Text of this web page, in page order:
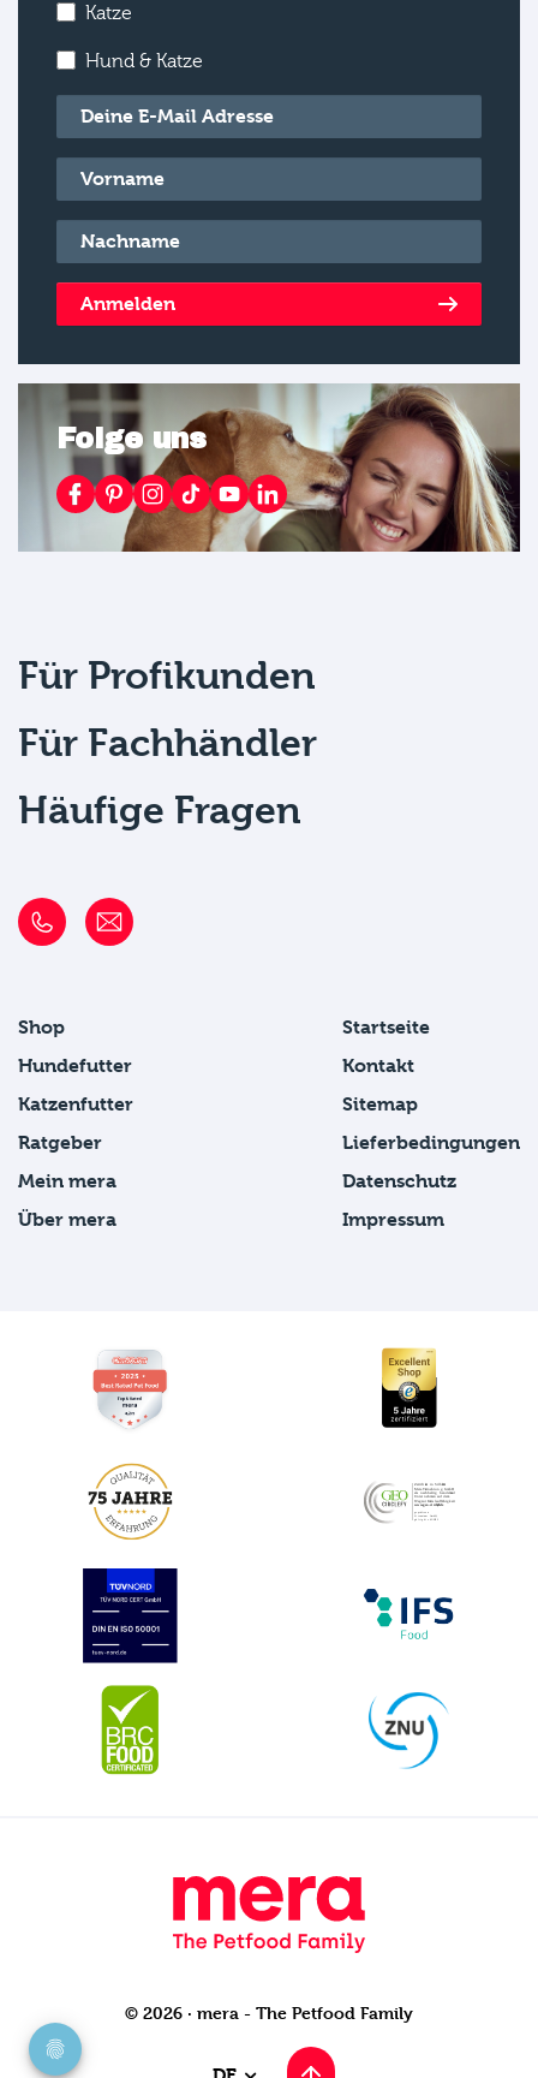
Katze
Hund & Katze
E-Mail*
Vorname*
Nachname*
Anmelden
Folge uns
Für Profikunden
Für Fachhändler
Häufige Fragen
Shop
Hundefutter
Katzenfutter
Ratgeber
Mein mera
Über mera
Startseite
Kontakt
Sitemap
Lieferbedingungen
Datenschutz
Impressum
© 2026 · mera - The Petfood Family